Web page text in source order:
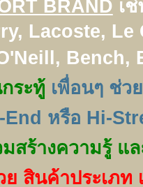
BRAND เ
Lacoste,
Bench,
ระทู้ เพื่อนๆ ช่ว
End หรือ Hi-
สร้างความรู้ แ
สินค้าประเภท